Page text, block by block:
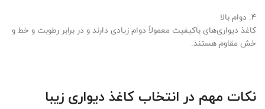
4. دوام بالا
کاغذ دیواری‌های باکیفیت معمولاً دوام زیادی دارند و در برابر رطوبت و خط و
خش مقاوم هستند.
نکات مهم در انتخاب کاغذ دیواری زیبا